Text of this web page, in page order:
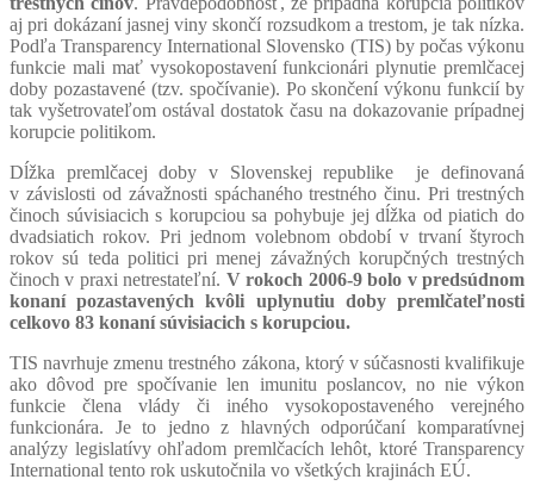
aj pri dokázaní jasnej viny skončí rozsudkom a trestom, je tak nízka.
Podľa Transparency International Slovensko (TIS) by počas výkonu
funkcie mali mať vysokopostavení funkcionári plynutie premlčacej
doby pozastavené (tzv. spočívanie). Po skončení výkonu funkcií by
tak vyšetrovateľom ostával dostatok času na dokazovanie prípadnej
korupcie politikom.
Dĺžka premlčacej doby v Slovenskej republike je definovaná
v závislosti od závažnosti spáchaného trestného činu. Pri trestných
činoch súvisiacich s korupciou sa pohybuje jej dĺžka od piatich do
dvadsiatich rokov. Pri jednom volebnom období v trvaní štyroch
rokov sú teda politici pri menej závažných korupčných trestných
činoch v praxi netrestateľní. V rokoch 2006-9 bolo v predsúdnom
konaní pozastavených kvôli uplynutiu doby premlčateľnosti
celkovo 83 konaní súvisiacich s korupciou.
TIS navrhuje zmenu trestného zákona, ktorý v súčasnosti kvalifikuje
ako dôvod pre spočívanie len imunitu poslancov, no nie výkon
funkcie člena vlády či iného vysokopostaveného verejného
funkcionára. Je to jedno z hlavných odporúčaní komparatívnej
analýzy legislatívy ohľadom premlčacích lehôt, ktoré Transparency
International tento rok uskutočnila vo všetkých krajinách EÚ.